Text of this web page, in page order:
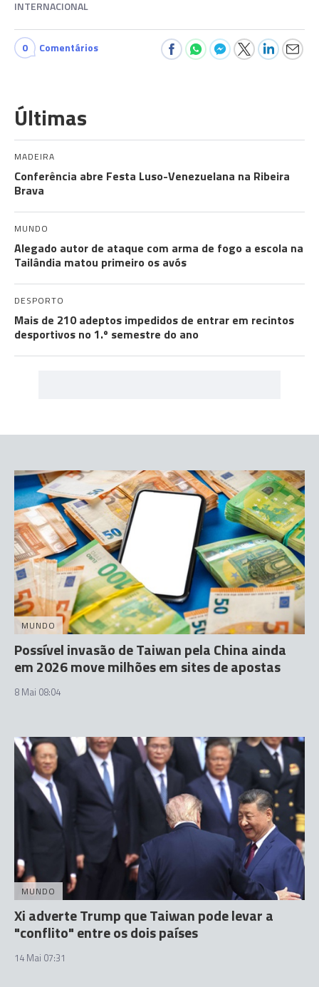
INTERNACIONAL
0 Comentários
Últimas
MADEIRA
Conferência abre Festa Luso-Venezuelana na Ribeira
Brava
MUNDO
Alegado autor de ataque com arma de fogo a escola na
Tailândia matou primeiro os avós
DESPORTO
Mais de 210 adeptos impedidos de entrar em recintos
desportivos no 1.º semestre do ano
MUNDO
Possível invasão de Taiwan pela China ainda
em 2026 move milhões em sites de apostas
8 Mai 08:04
MUNDO
Xi adverte Trump que Taiwan pode levar a
"conflito" entre os dois países
14 Mai 07:31